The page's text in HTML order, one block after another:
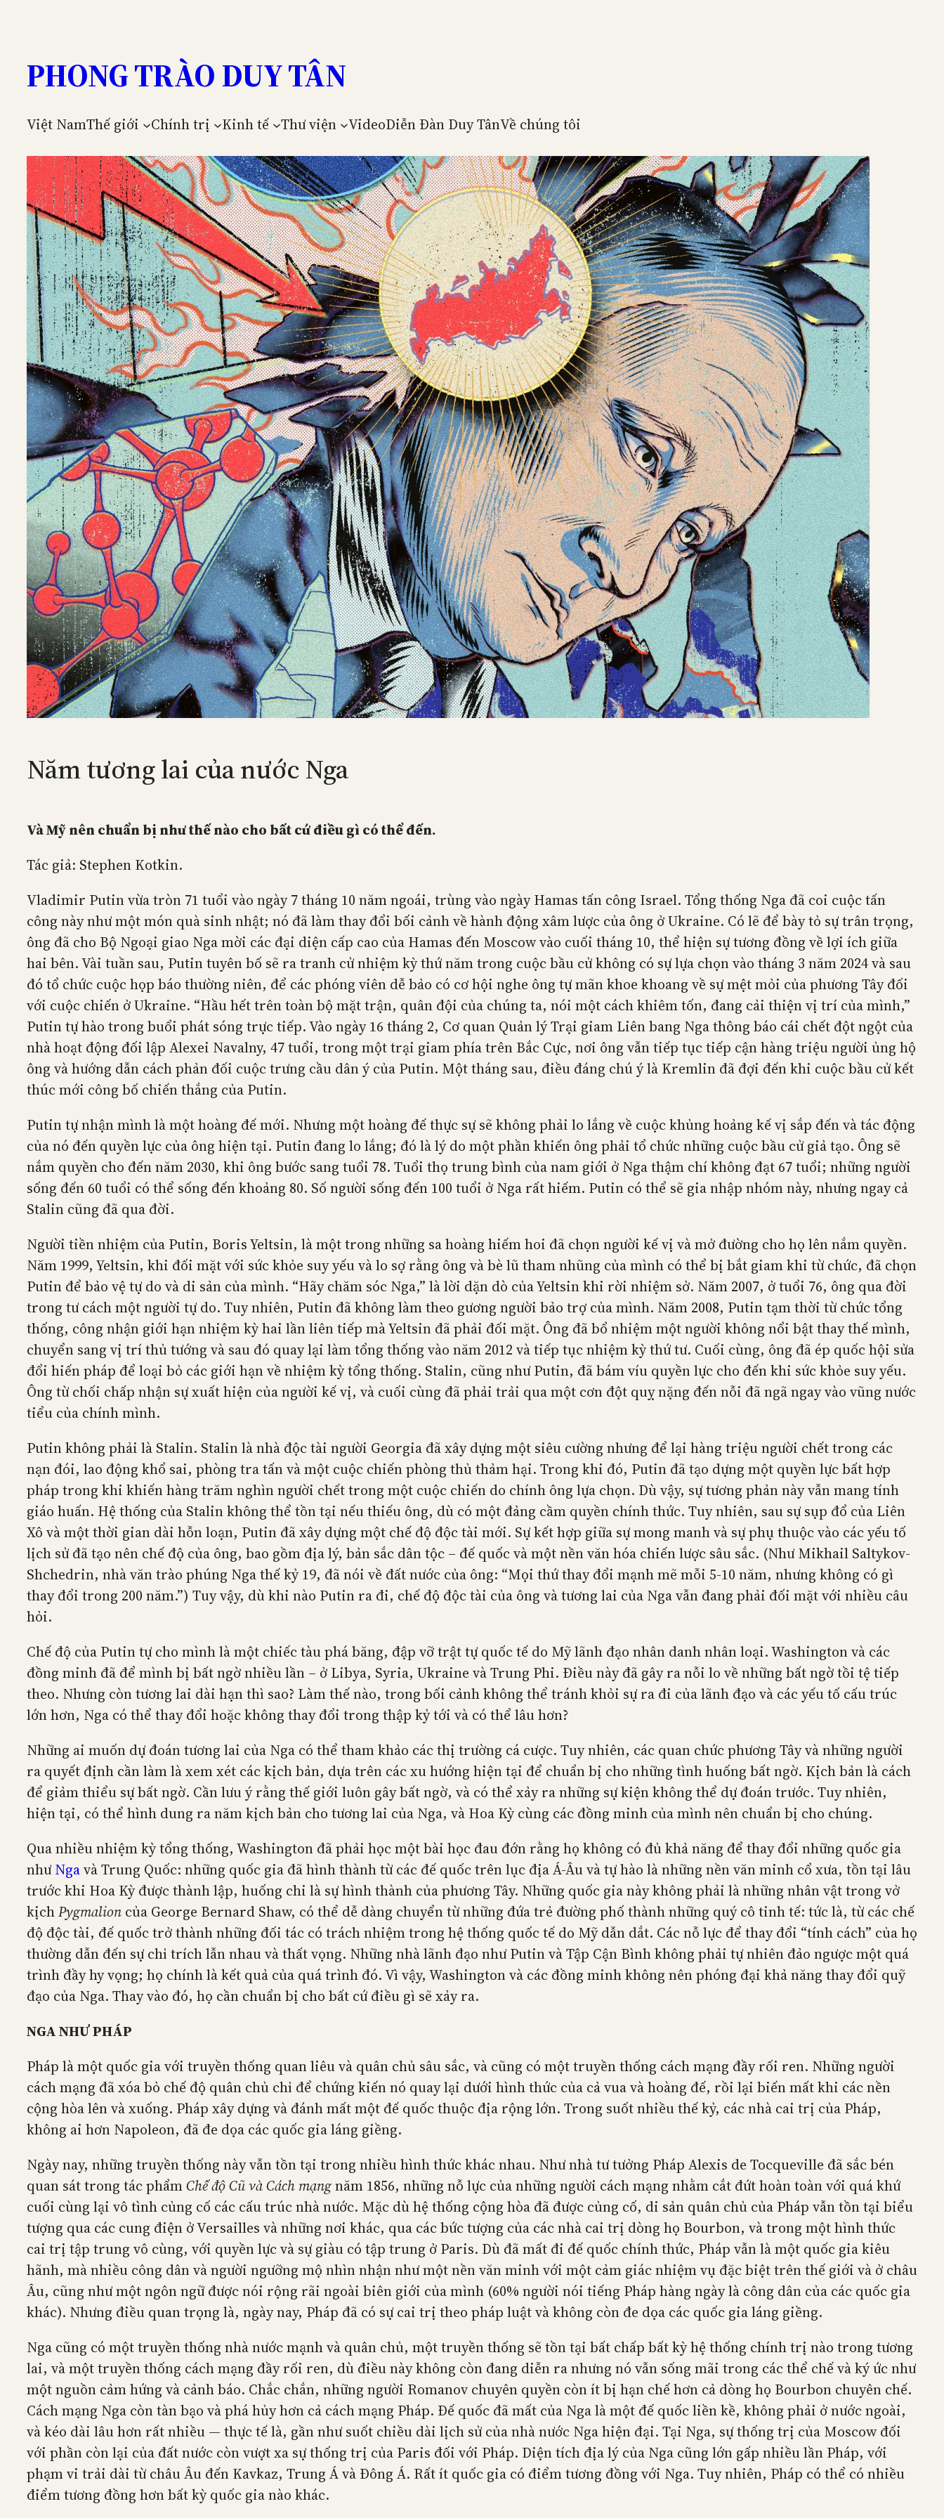
PHONG TRÀO DUY TÂN
Việt NamThế giới Chính trị Kinh tế Thư viện VideoDiễn Đàn Duy TânVề chúng tôi
Năm tương lai của nước Nga
Và Mỹ nên chuẩn bị như thế nào cho bất cứ điều gì có thể đến.
Tác giả: Stephen Kotkin.
Vladimir Putin vừa tròn 71 tuổi vào ngày 7 tháng 10 năm ngoái, trùng vào ngày Hamas tấn công Israel. Tổng thống Nga đã coi cuộc tấn
công này như một món quà sinh nhật; nó đã làm thay đổi bối cảnh về hành động xâm lược của ông ở Ukraine. Có lẽ để bày tỏ sự trân trọng,
ông đã cho Bộ Ngoại giao Nga mời các đại diện cấp cao của Hamas đến Moscow vào cuối tháng 10, thể hiện sự tương đồng về lợi ích giữa
hai bên. Vài tuần sau, Putin tuyên bố sẽ ra tranh cử nhiệm kỳ thứ năm trong cuộc bầu cử không có sự lựa chọn vào tháng 3 năm 2024 và sau
đó tổ chức cuộc họp báo thường niên, để các phóng viên dễ bảo có cơ hội nghe ông tự mãn khoe khoang về sự mệt mỏi của phương Tây đối
với cuộc chiến ở Ukraine. “Hầu hết trên toàn bộ mặt trận, quân đội của chúng ta, nói một cách khiêm tốn, đang cải thiện vị trí của mình,”
Putin tự hào trong buổi phát sóng trực tiếp. Vào ngày 16 tháng 2, Cơ quan Quản lý Trại giam Liên bang Nga thông báo cái chết đột ngột của
nhà hoạt động đối lập Alexei Navalny, 47 tuổi, trong một trại giam phía trên Bắc Cực, nơi ông vẫn tiếp tục tiếp cận hàng triệu người ủng hộ
ông và hướng dẫn cách phản đối cuộc trưng cầu dân ý của Putin. Một tháng sau, điều đáng chú ý là Kremlin đã đợi đến khi cuộc bầu cử kết
thúc mới công bố chiến thắng của Putin.
Putin tự nhận mình là một hoàng đế mới. Nhưng một hoàng đế thực sự sẽ không phải lo lắng về cuộc khủng hoảng kế vị sắp đến và tác động
của nó đến quyền lực của ông hiện tại. Putin đang lo lắng; đó là lý do một phần khiến ông phải tổ chức những cuộc bầu cử giả tạo. Ông sẽ
nắm quyền cho đến năm 2030, khi ông bước sang tuổi 78. Tuổi thọ trung bình của nam giới ở Nga thậm chí không đạt 67 tuổi; những người
sống đến 60 tuổi có thể sống đến khoảng 80. Số người sống đến 100 tuổi ở Nga rất hiếm. Putin có thể sẽ gia nhập nhóm này, nhưng ngay cả
Stalin cũng đã qua đời.
Người tiền nhiệm của Putin, Boris Yeltsin, là một trong những sa hoàng hiếm hoi đã chọn người kế vị và mở đường cho họ lên nắm quyền.
Năm 1999, Yeltsin, khi đối mặt với sức khỏe suy yếu và lo sợ rằng ông và bè lũ tham nhũng của mình có thể bị bắt giam khi từ chức, đã chọn
Putin để bảo vệ tự do và di sản của mình. “Hãy chăm sóc Nga,” là lời dặn dò của Yeltsin khi rời nhiệm sở. Năm 2007, ở tuổi 76, ông qua đời
trong tư cách một người tự do. Tuy nhiên, Putin đã không làm theo gương người bảo trợ của mình. Năm 2008, Putin tạm thời từ chức tổng
thống, công nhận giới hạn nhiệm kỳ hai lần liên tiếp mà Yeltsin đã phải đối mặt. Ông đã bổ nhiệm một người không nổi bật thay thế mình,
chuyển sang vị trí thủ tướng và sau đó quay lại làm tổng thống vào năm 2012 và tiếp tục nhiệm kỳ thứ tư. Cuối cùng, ông đã ép quốc hội sửa
đổi hiến pháp để loại bỏ các giới hạn về nhiệm kỳ tổng thống. Stalin, cũng như Putin, đã bám víu quyền lực cho đến khi sức khỏe suy yếu.
Ông từ chối chấp nhận sự xuất hiện của người kế vị, và cuối cùng đã phải trải qua một cơn đột quỵ nặng đến nỗi đã ngã ngay vào vũng nước
tiểu của chính mình.
Putin không phải là Stalin. Stalin là nhà độc tài người Georgia đã xây dựng một siêu cường nhưng để lại hàng triệu người chết trong các
nạn đói, lao động khổ sai, phòng tra tấn và một cuộc chiến phòng thủ thảm hại. Trong khi đó, Putin đã tạo dựng một quyền lực bất hợp
pháp trong khi khiến hàng trăm nghìn người chết trong một cuộc chiến do chính ông lựa chọn. Dù vậy, sự tương phản này vẫn mang tính
giáo huấn. Hệ thống của Stalin không thể tồn tại nếu thiếu ông, dù có một đảng cầm quyền chính thức. Tuy nhiên, sau sự sụp đổ của Liên
Xô và một thời gian dài hỗn loạn, Putin đã xây dựng một chế độ độc tài mới. Sự kết hợp giữa sự mong manh và sự phụ thuộc vào các yếu tố
lịch sử đã tạo nên chế độ của ông, bao gồm địa lý, bản sắc dân tộc – đế quốc và một nền văn hóa chiến lược sâu sắc. (Như Mikhail Saltykov-
Shchedrin, nhà văn trào phúng Nga thế kỷ 19, đã nói về đất nước của ông: “Mọi thứ thay đổi mạnh mẽ mỗi 5-10 năm, nhưng không có gì
thay đổi trong 200 năm.”) Tuy vậy, dù khi nào Putin ra đi, chế độ độc tài của ông và tương lai của Nga vẫn đang phải đối mặt với nhiều câu
hỏi.
Chế độ của Putin tự cho mình là một chiếc tàu phá băng, đập vỡ trật tự quốc tế do Mỹ lãnh đạo nhân danh nhân loại. Washington và các
đồng minh đã để mình bị bất ngờ nhiều lần – ở Libya, Syria, Ukraine và Trung Phi. Điều này đã gây ra nỗi lo về những bất ngờ tồi tệ tiếp
theo. Nhưng còn tương lai dài hạn thì sao? Làm thế nào, trong bối cảnh không thể tránh khỏi sự ra đi của lãnh đạo và các yếu tố cấu trúc
lớn hơn, Nga có thể thay đổi hoặc không thay đổi trong thập kỷ tới và có thể lâu hơn?
Những ai muốn dự đoán tương lai của Nga có thể tham khảo các thị trường cá cược. Tuy nhiên, các quan chức phương Tây và những người
ra quyết định cần làm là xem xét các kịch bản, dựa trên các xu hướng hiện tại để chuẩn bị cho những tình huống bất ngờ. Kịch bản là cách
để giảm thiểu sự bất ngờ. Cần lưu ý rằng thế giới luôn gây bất ngờ, và có thể xảy ra những sự kiện không thể dự đoán trước. Tuy nhiên,
hiện tại, có thể hình dung ra năm kịch bản cho tương lai của Nga, và Hoa Kỳ cùng các đồng minh của mình nên chuẩn bị cho chúng.
Qua nhiều nhiệm kỳ tổng thống, Washington đã phải học một bài học đau đớn rằng họ không có đủ khả năng để thay đổi những quốc gia
như Ngavà Trung Quốc: những quốc gia đã hình thành từ các đế quốc trên lục địa Á-Âu và tự hào là những nền văn minh cổ xưa, tồn tại lâu
trước khi Hoa Kỳ được thành lập, huống chi là sự hình thành của phương Tây. Những quốc gia này không phải là những nhân vật trong vở
kịchPygmalion của George Bernard Shaw, có thể dễ dàng chuyển từ những đứa trẻ đường phố thành những quý cô tinh tế: tức là, từ các chế
độ độc tài, đế quốc trở thành những đối tác có trách nhiệm trong hệ thống quốc tế do Mỹ dẫn dắt. Các nỗ lực để thay đổi “tính cách” của họ
thường dẫn đến sự chỉ trích lẫn nhau và thất vọng. Những nhà lãnh đạo như Putin và Tập Cận Bình không phải tự nhiên đảo ngược một quá
trình đầy hy vọng; họ chính là kết quả của quá trình đó. Vì vậy, Washington và các đồng minh không nên phóng đại khả năng thay đổi quỹ
đạo của Nga. Thay vào đó, họ cần chuẩn bị cho bất cứ điều gì sẽ xảy ra.
NGA NHƯ PHÁP
Pháp là một quốc gia với truyền thống quan liêu và quân chủ sâu sắc, và cũng có một truyền thống cách mạng đầy rối ren. Những người
cách mạng đã xóa bỏ chế độ quân chủ chỉ để chứng kiến nó quay lại dưới hình thức của cả vua và hoàng đế, rồi lại biến mất khi các nền
cộng hòa lên và xuống. Pháp xây dựng và đánh mất một đế quốc thuộc địa rộng lớn. Trong suốt nhiều thế kỷ, các nhà cai trị của Pháp,
không ai hơn Napoleon, đã đe dọa các quốc gia láng giềng.
Ngày nay, những truyền thống này vẫn tồn tại trong nhiều hình thức khác nhau. Như nhà tư tưởng Pháp Alexis de Tocqueville đã sắc bén
quan sát trong tác phẩmChế độ Cũ và Cách mạngnăm 1856, những nỗ lực của những người cách mạng nhằm cắt đứt hoàn toàn với quá khứ
cuối cùng lại vô tình củng cố các cấu trúc nhà nước. Mặc dù hệ thống cộng hòa đã được củng cố, di sản quân chủ của Pháp vẫn tồn tại biểu
tượng qua các cung điện ở Versailles và những nơi khác, qua các bức tượng của các nhà cai trị dòng họ Bourbon, và trong một hình thức
cai trị tập trung vô cùng, với quyền lực và sự giàu có tập trung ở Paris. Dù đã mất đi đế quốc chính thức, Pháp vẫn là một quốc gia kiêu
hãnh, mà nhiều công dân và người ngưỡng mộ nhìn nhận như một nền văn minh với một cảm giác nhiệm vụ đặc biệt trên thế giới và ở châu
Âu, cũng như một ngôn ngữ được nói rộng rãi ngoài biên giới của mình (60% người nói tiếng Pháp hàng ngày là công dân của các quốc gia
khác). Nhưng điều quan trọng là, ngày nay, Pháp đã có sự cai trị theo pháp luật và không còn đe dọa các quốc gia láng giềng.
Nga cũng có một truyền thống nhà nước mạnh và quân chủ, một truyền thống sẽ tồn tại bất chấp bất kỳ hệ thống chính trị nào trong tương
lai, và một truyền thống cách mạng đầy rối ren, dù điều này không còn đang diễn ra nhưng nó vẫn sống mãi trong các thể chế và ký ức như
một nguồn cảm hứng và cảnh báo. Chắc chắn, những người Romanov chuyên quyền còn ít bị hạn chế hơn cả dòng họ Bourbon chuyên chế.
Cách mạng Nga còn tàn bạo và phá hủy hơn cả cách mạng Pháp. Đế quốc đã mất của Nga là một đế quốc liền kề, không phải ở nước ngoài,
và kéo dài lâu hơn rất nhiều — thực tế là, gần như suốt chiều dài lịch sử của nhà nước Nga hiện đại. Tại Nga, sự thống trị của Moscow đối
với phần còn lại của đất nước còn vượt xa sự thống trị của Paris đối với Pháp. Diện tích địa lý của Nga cũng lớn gấp nhiều lần Pháp, với
phạm vi trải dài từ châu Âu đến Kavkaz, Trung Á và Đông Á. Rất ít quốc gia có điểm tương đồng với Nga. Tuy nhiên, Pháp có thể có nhiều
điểm tương đồng hơn bất kỳ quốc gia nào khác.